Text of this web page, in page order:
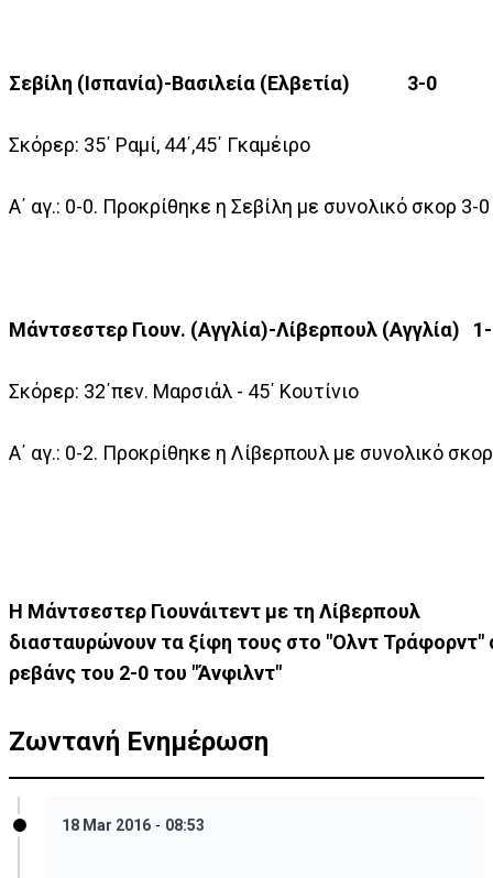
Σεβίλη (Ισπανία)-Βασιλεία (Ελβετία) 3-0
Σκόρερ: 35΄ Ραμί, 44΄,45΄ Γκαμέιρο
A΄ αγ.: 0-0. Προκρίθηκε η Σεβίλη με συνολικό σκορ 3-0
Μάντσεστερ Γιουν. (Αγγλία)-Λίβερπουλ (Αγγλία)
Σκόρερ: 32΄πεν. Μαρσιάλ - 45΄ Κουτίνιο
A΄ αγ.: 0-2. Προκρίθηκε η Λίβερπουλ με συνολικό
H Mάντσεστερ Γιουνάιτεντ με τη Λίβερπουλ
διασταυρώνουν τα ξίφη τους στο "Ολντ Τράφορντ"
ρεβάνς του 2-0 του "Άνφιλντ"
Ζωντανή Ενημέρωση
18 Mar 2016 - 08:53